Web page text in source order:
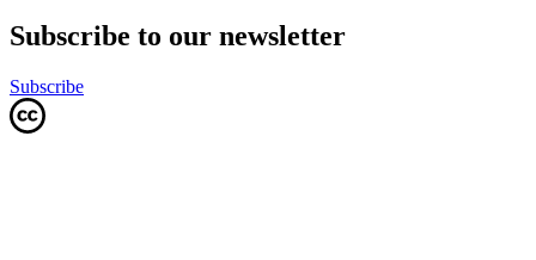
Subscribe to our newsletter
Subscribe